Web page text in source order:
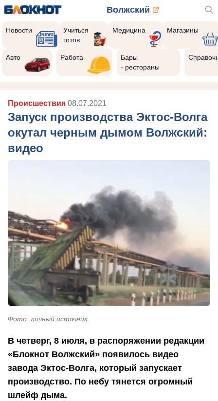
Волжский
Новости
Учиться
готов
Медицина Магазины
Авто Работа
Бары
- рестораны
Происшествия 08.07.2021
Запуск производства Эктос-Волга
окутал черным дымом Волжский:
видео
Фото: личный источник
В четверг, 8 июля, в распоряжении редакции
«Блокнот Волжский» появилось видео
завода Эктос-Волга, который запускает
производство. По небу тянется огромный
шлейф дыма.